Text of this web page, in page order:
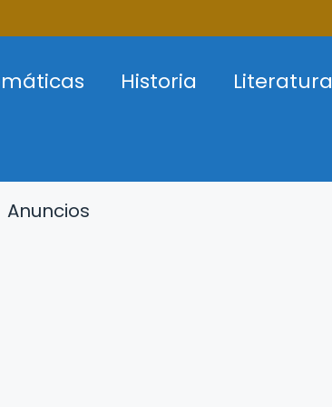
Historia Literatura
Anuncios